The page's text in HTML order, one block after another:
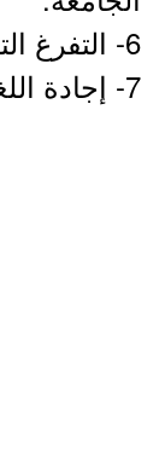
6- التفرغ التام خلال مدة البرنامج.
7- إجادة اللغة الإنجليزية تحدثاً وكتابة.